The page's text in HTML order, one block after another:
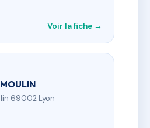
Voir la fiche →
69002 Lyon